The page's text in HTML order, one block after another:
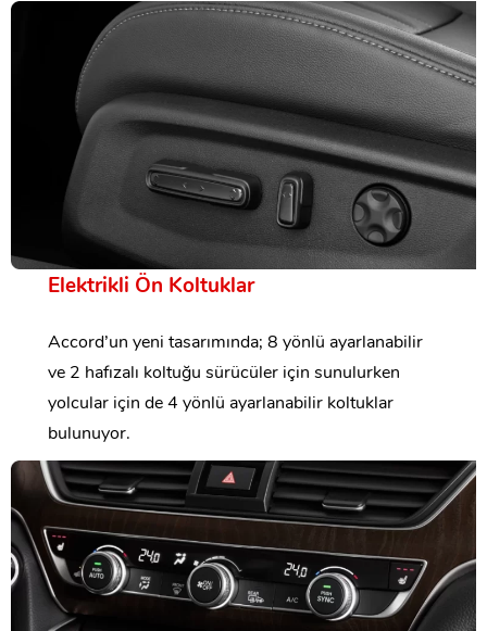
Elektrikli Ön Koltuklar
Accord’un yeni tasarımında; 8 yönlü ayarlanabilir
ve 2 hafızalı koltuğu sürücüler için sunulurken
yolcular için de 4 yönlü ayarlanabilir koltuklar
bulunuyor.